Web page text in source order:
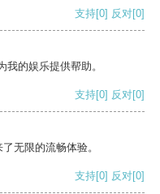
支持[0] 反对[0]
的娱乐提供帮助。
支持[0] 反对[0]
无限的流畅体验。
支持[0] 反对[0]